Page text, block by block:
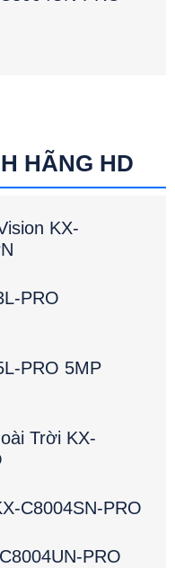
HÃNG HD
KX-
PRO
PRO 5MP
Trời KX-
C8004SN-PRO
PRO